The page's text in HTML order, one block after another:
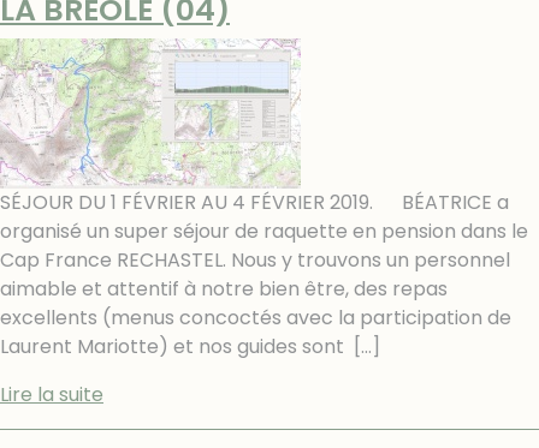
LA BREOLE (04)
SÉJOUR DU 1 FÉVRIER AU 4 FÉVRIER 2019. BÉATRICE a
organisé un super séjour de raquette en pension dans le
Cap France RECHASTEL. Nous y trouvons un personnel
aimable et attentif à notre bien être, des repas
excellents (menus concoctés avec la participation de
Laurent Mariotte) et nos guides sont
[…]
Lire la suite